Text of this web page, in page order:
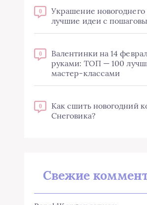
0
Украшение новогоднего
лучшие идеи с
0
Валентинки на 14
руками: ТОП — 100
мастер-классами
0
Как сшить новогодний
Снеговика?
Свежие